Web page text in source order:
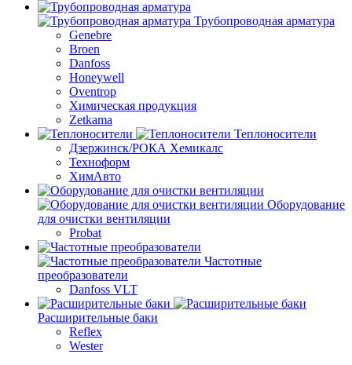
Трубопроводная арматура
Genebre
Broen
Danfoss
Honeywell
Oventrop
Химическая продукция
Zetkama
Теплоносители
Дзержинск/РОКА Хемикалс
Техноформ
ХимАвто
Оборудование
для очистки вентиляции
Probat
Частотные
преобразователи
Danfoss VLT
Расширительные баки
Reflex
Wester